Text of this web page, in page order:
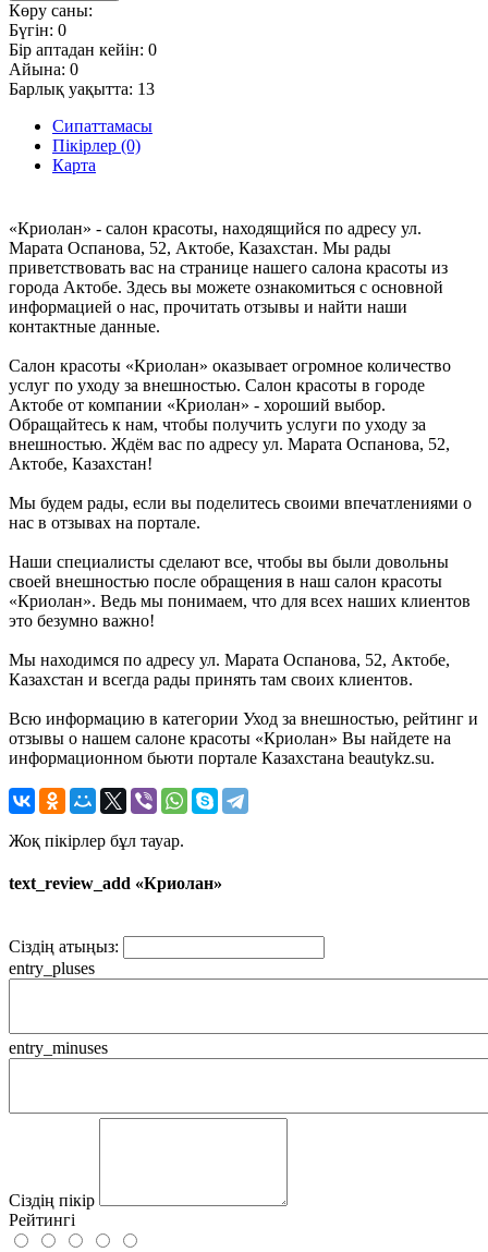
Көру саны:
Бүгін: 0
Бір аптадан кейін: 0
Айына: 0
Барлық уақытта: 13
Сипаттамасы
Пікірлер (0)
Карта
«Криолан» - салон красоты, находящийся по адресу ул.
Марата Оспанова, 52, Актобе, Казахстан. Мы рады
приветствовать вас на странице нашего салона красоты из
города Актобе. Здесь вы можете ознакомиться с основной
информацией о нас, прочитать отзывы и найти наши
контактные данные.
Салон красоты «Криолан» оказывает огромное количество
услуг по уходу за внешностью. Салон красоты в городе
Актобе от компании «Криолан» - хороший выбор.
Обращайтесь к нам, чтобы получить услуги по уходу за
внешностью. Ждём вас по адресу ул. Марата Оспанова, 52,
Актобе, Казахстан!
Мы будем рады, если вы поделитесь своими впечатлениями о
нас в отзывах на портале.
Наши специалисты сделают все, чтобы вы были довольны
своей внешностью после обращения в наш салон красоты
«Криолан». Ведь мы понимаем, что для всех наших клиентов
это безумно важно!
Мы находимся по адресу ул. Марата Оспанова, 52, Актобе,
Казахстан и всегда рады принять там своих клиентов.
Всю информацию в категории Уход за внешностью, рейтинг и
отзывы о нашем салоне красоты «Криолан» Вы найдете на
информационном бьюти портале Казахстана beautykz.su.
Жоқ пікірлер бұл тауар.
text_review_add «Криолан»
Сіздің атыңыз:
entry_pluses
entry_minuses
Сіздің пікір
Рейтингі